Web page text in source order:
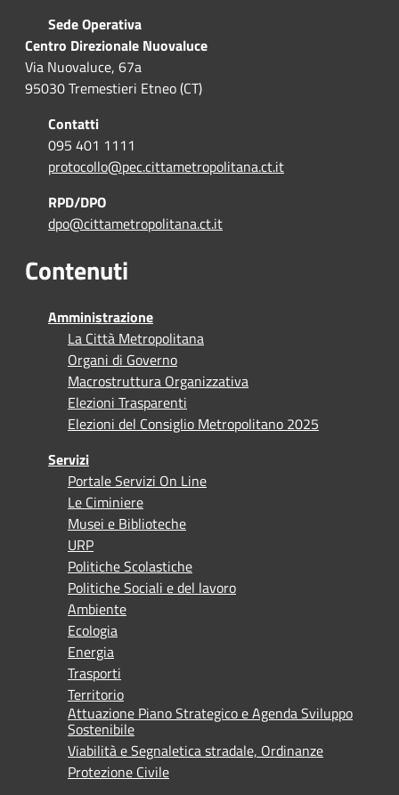
Sede Operativa
Centro Direzionale Nuovaluce
Via Nuovaluce, 67a
95030 Tremestieri Etneo (CT)
Contatti
095 401 1111
protocollo@pec.cittametropolitana.ct.it
RPD/DPO
dpo@cittametropolitana.ct.it
Contenuti
Amministrazione
La Città Metropolitana
Organi di Governo
Macrostruttura Organizzativa
Elezioni Trasparenti
Elezioni del Consiglio Metropolitano 2025
Servizi
Portale Servizi On Line
Le Ciminiere
Musei e Biblioteche
URP
Politiche Scolastiche
Politiche Sociali e del lavoro
Ambiente
Ecologia
Energia
Trasporti
Territorio
Attuazione Piano Strategico e Agenda Sviluppo
Sostenibile
Viabilità e Segnaletica stradale, Ordinanze
Protezione Civile